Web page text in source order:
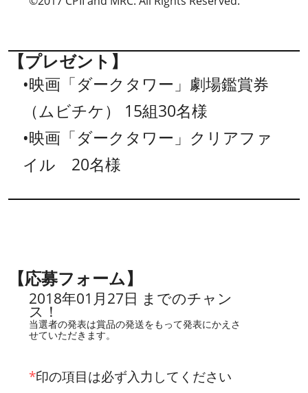
【プレゼント】
•映画「ダークタワー」劇場鑑賞券
（ムビチケ） 15組30名様
•映画「ダークタワー」クリアファ
イル 20名様
【応募フォーム】
2018年01月27日 までのチャン
ス！
当選者の発表は賞品の発送をもって発表にかえさ
せていただきます。
*印の項目は必ず入力してください